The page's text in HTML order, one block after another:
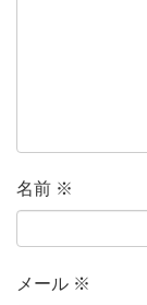
名前 ※
メール ※